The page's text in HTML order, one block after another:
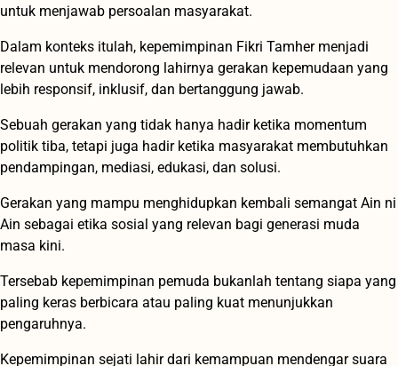
untuk menjawab persoalan masyarakat.
Dalam konteks itulah, kepemimpinan Fikri Tamher menjadi
relevan untuk mendorong lahirnya gerakan kepemudaan yang
lebih responsif, inklusif, dan bertanggung jawab.
Sebuah gerakan yang tidak hanya hadir ketika momentum
politik tiba, tetapi juga hadir ketika masyarakat membutuhkan
pendampingan, mediasi, edukasi, dan solusi.
Gerakan yang mampu menghidupkan kembali semangat Ain ni
Ain sebagai etika sosial yang relevan bagi generasi muda
masa kini.
Tersebab kepemimpinan pemuda bukanlah tentang siapa yang
paling keras berbicara atau paling kuat menunjukkan
pengaruhnya.
Kepemimpinan sejati lahir dari kemampuan mendengar suara